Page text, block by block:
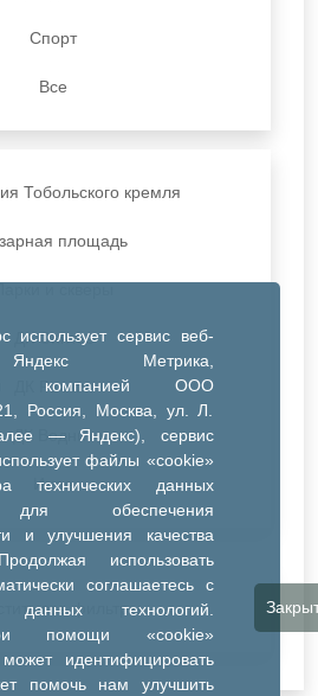
использует сервис веб-
Метрика,
компанией ООО
Россия, Москва, ул. Л.
— Яндекс), сервис
файлы «cookie»
данных
для обеспечения
и улучшения качества
использовать
соглашаетесь с
данных технологий.
помощи «cookie»
идентифицировать
помочь нам улучшить
Спорт
Все
Тобольского кремля
площадь
ДК Синтез
ДК Речник
ДК Водник
Иное
все фильтры